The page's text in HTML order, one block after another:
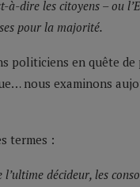
à-dire les citoyens – ou
pour la majorité.
politiciens en quête
nous examinons
termes :
décideur, les